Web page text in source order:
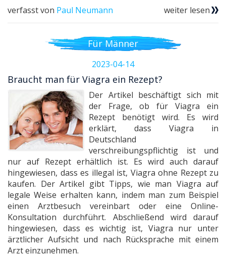
verfasst von Paul Neumann weiter lesen
Für Männer
2023-04-14
Braucht man für Viagra ein Rezept?
Der Artikel beschäftigt sich mit
der Frage, ob für Viagra ein
Rezept benötigt wird. Es wird
erklärt, dass Viagra in
Deutschland
verschreibungspflichtig ist und
nur auf Rezept erhältlich ist. Es wird auch darauf
hingewiesen, dass es illegal ist, Viagra ohne Rezept zu
kaufen. Der Artikel gibt Tipps, wie man Viagra auf
legale Weise erhalten kann, indem man zum Beispiel
einen Arztbesuch vereinbart oder eine Online-
Konsultation durchführt. Abschließend wird darauf
hingewiesen, dass es wichtig ist, Viagra nur unter
ärztlicher Aufsicht und nach Rücksprache mit einem
Arzt einzunehmen.